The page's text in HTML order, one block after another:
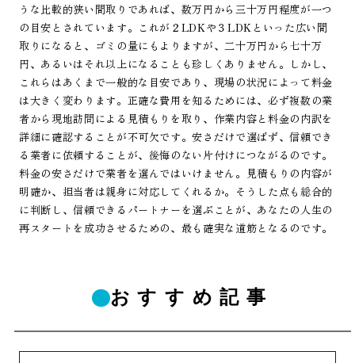
うな比較的狭い間取りであれば、数万円から三十万円程度が一つ
の目安とされています。これが２LDKや３LDKといった広い間
取りになると、ゴミの量にもよりますが、二十万円から七十万
円、あるいはそれ以上になることも珍しくありません。しかし、
これらはあくまで一般的な目安であり、現場の状況によって料金
は大きく変わります。正確な費用を知るためには、必ず複数の業
者から現地訪問による見積もりを取り、作業内容と料金の内訳を
詳細に確認することが不可欠です。安さだけで選ばず、信頼でき
る業者に依頼することが、後悔のない片付けにつながるのです。
料金の安さだけで業者を選んではいけません。見積もりの内容が
明確か、担当者は親身に対応してくれるか。そうした点も総合的
に判断し、信頼できるパートナーを選ぶことが、あなたの人生の
再スタートを成功させるための、最も確実な道筋となるのです。
おすすめ記事